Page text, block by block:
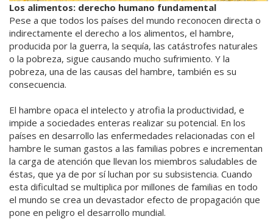
Los alimentos: derecho humano fundamental
Pese a que todos los países del mundo reconocen directa o
indirectamente el derecho a los alimentos, el hambre,
producida por la guerra, la sequía, las catástrofes naturales
o la pobreza, sigue causando mucho sufrimiento. Y la
pobreza, una de las causas del hambre, también es su
consecuencia.
El hambre opaca el intelecto y atrofia la productividad, e
impide a sociedades enteras realizar su potencial. En los
países en desarrollo las enfermedades relacionadas con el
hambre le suman gastos a las familias pobres e incrementan
la carga de atención que llevan los miembros saludables de
éstas, que ya de por sí luchan por su subsistencia. Cuando
esta dificultad se multiplica por millones de familias en todo
el mundo se crea un devastador efecto de propagación que
pone en peligro el desarrollo mundial.